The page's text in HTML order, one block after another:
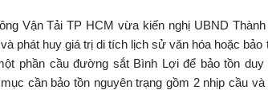
Vận Tải TP HCM vừa kiến nghị UBND Thành
phát huy giá trị di tích lịch sử văn hóa hoặc bảo
phần cầu đường sắt Bình Lợi để bảo tồn duy
cần bảo tồn nguyên trạng gồm 2 nhịp cầu và